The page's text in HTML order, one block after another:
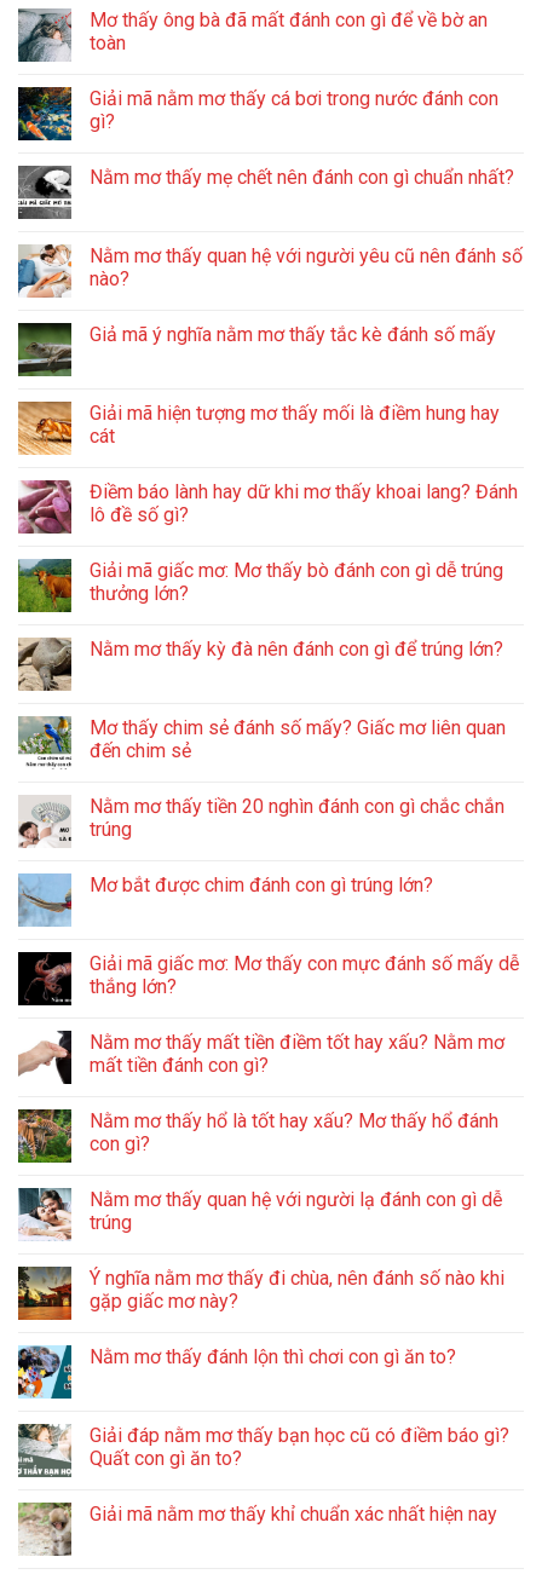
Mơ thấy ông bà đã mất đánh con gì để về bờ an
toàn
Giải mã nằm mơ thấy cá bơi trong nước đánh con
gì?
Nằm mơ thấy mẹ chết nên đánh con gì chuẩn nhất?
Nằm mơ thấy quan hệ với người yêu cũ nên đánh số
nào?
Giả mã ý nghĩa nằm mơ thấy tắc kè đánh số mấy
Giải mã hiện tượng mơ thấy mối là điềm hung hay
cát
Điềm báo lành hay dữ khi mơ thấy khoai lang? Đánh
lô đề số gì?
Giải mã giấc mơ: Mơ thấy bò đánh con gì dễ trúng
thưởng lớn?
Nằm mơ thấy kỳ đà nên đánh con gì để trúng lớn?
Mơ thấy chim sẻ đánh số mấy? Giấc mơ liên quan
đến chim sẻ
Nằm mơ thấy tiền 20 nghìn đánh con gì chắc chắn
trúng
Mơ bắt được chim đánh con gì trúng lớn?
Giải mã giấc mơ: Mơ thấy con mực đánh số mấy dễ
thắng lớn?
Nằm mơ thấy mất tiền điềm tốt hay xấu? Nằm mơ
mất tiền đánh con gì?
Nằm mơ thấy hổ là tốt hay xấu? Mơ thấy hổ đánh
con gì?
Nằm mơ thấy quan hệ với người lạ đánh con gì dễ
trúng
Ý nghĩa nằm mơ thấy đi chùa, nên đánh số nào khi
gặp giấc mơ này?
Nằm mơ thấy đánh lộn thì chơi con gì ăn to?
Giải đáp nằm mơ thấy bạn học cũ có điềm báo gì?
Quất con gì ăn to?
Giải mã nằm mơ thấy khỉ chuẩn xác nhất hiện nay